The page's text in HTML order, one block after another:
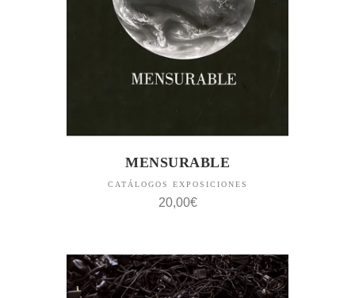
MENSURABLE
CATÁLOGOS EXPOSICIONES
20,00€